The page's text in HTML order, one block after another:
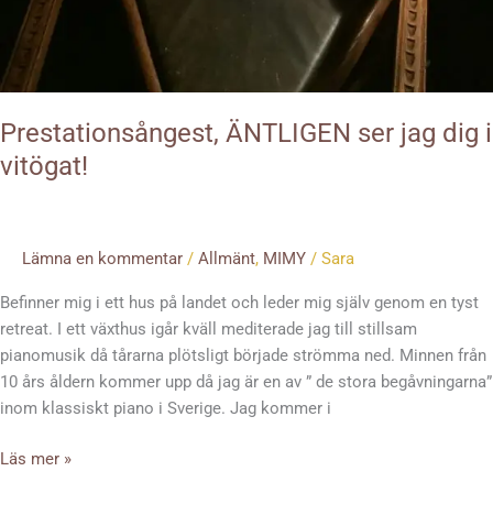
Prestationsångest, ÄNTLIGEN ser jag dig i
vitögat!
Lämna en kommentar / Allmänt, MIMY / Sara
Befinner mig i ett hus på landet och leder mig själv genom en tyst
retreat. I ett växthus igår kväll mediterade jag till stillsam
pianomusik då tårarna plötsligt började strömma ned. Minnen från
10 års åldern kommer upp då jag är en av ” de stora begåvningarna”
inom klassiskt piano i Sverige. Jag kommer i
Läs mer »